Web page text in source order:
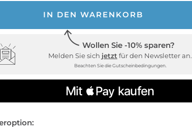
IN DEN WARENKORB
Wollen Sie -10% sparen?
Melden Sie sich jetzt für den Newsletter an.
Beachten Sie die Gutscheinbedingungen.